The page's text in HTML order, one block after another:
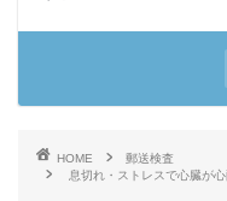
HOME
郵送検査
息切れ・ストレスで心臓が